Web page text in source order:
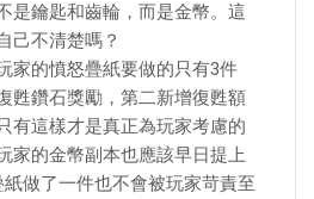
是鑰匙和齒輪，而是金幣。這
己不清楚嗎？
家的憤怒疊紙要做的只有3件
甦鑽石獎勵，第二新增復甦額
有這樣才是真正為玩家考慮的
家的金幣副本也應該早日提上
做了一件也不會被玩家苛責至